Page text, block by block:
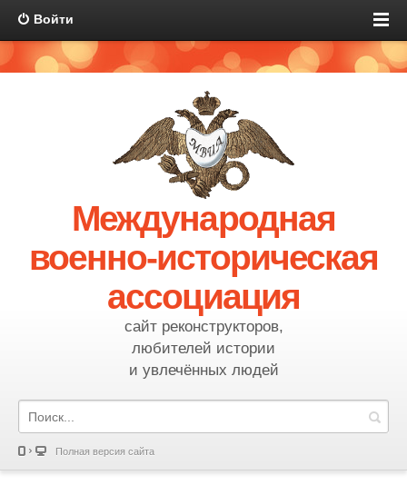
Войти
Международная
военно-историческая
ассоциация
сайт реконструкторов,
любителей истории
и увлечённых людей
Полная версия сайта